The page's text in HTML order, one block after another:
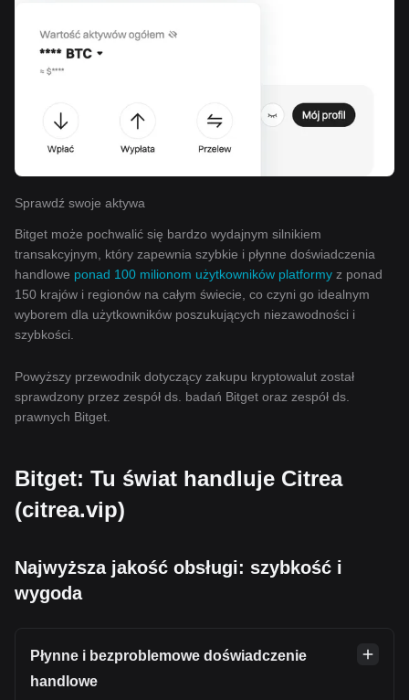
Sprawdź swoje aktywa
Bitget może pochwalić się bardzo wydajnym silnikiem
transakcyjnym, który zapewnia szybkie i płynne doświadczenia
handlowe ponad 100 milionom użytkowników platformy z ponad
150 krajów i regionów na całym świecie, co czyni go idealnym
wyborem dla użytkowników poszukujących niezawodności i
szybkości.
Powyższy przewodnik dotyczący zakupu kryptowalut został
sprawdzony przez zespół ds. badań Bitget oraz zespół ds.
prawnych Bitget.
Bitget: Tu świat handluje Citrea
(citrea.vip)
Najwyższa jakość obsługi: szybkość i
wygoda
Płynne i bezproblemowe doświadczenie
handlowe